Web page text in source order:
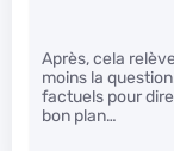
Après, cela
moins la
factuels pour dire
bon plan…